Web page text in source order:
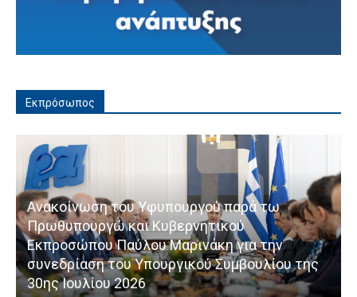
Εκπρόσωπος
Ανακοίνωση του Υφυπουργού παρά τω
Πρωθυπουργώ και Κυβερνητικού
Εκπροσώπου Παύλου Μαρινάκη για την
συνεδρίαση του Υπουργικού Συμβουλίου της
30ης Ιουλίου 2026